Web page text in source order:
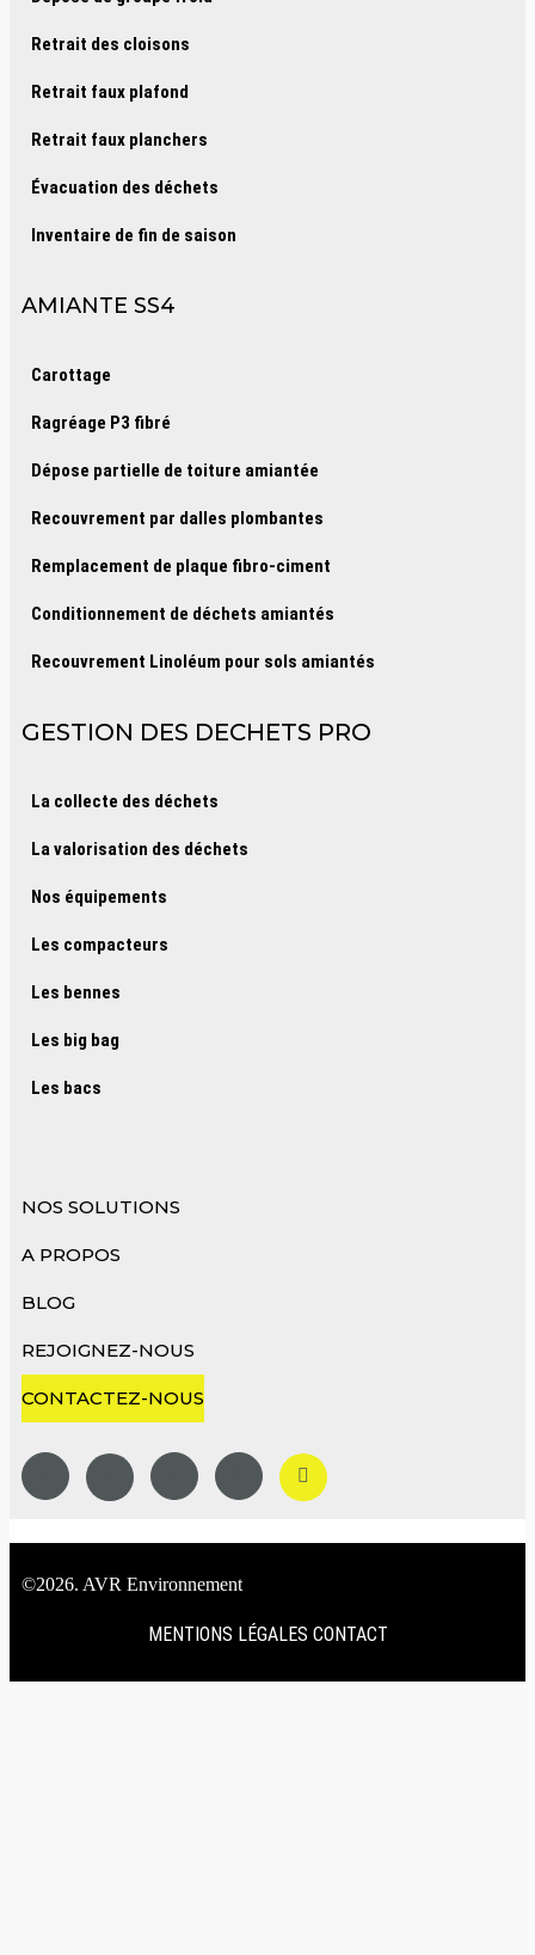
Retrait des cloisons
Retrait faux plafond
Retrait faux planchers
Évacuation des déchets
Inventaire de fin de saison
AMIANTE SS4
Carottage
Ragréage P3 fibré
Dépose partielle de toiture amiantée
Recouvrement par dalles plombantes
Remplacement de plaque fibro-ciment
Conditionnement de déchets amiantés
Recouvrement Linoléum pour sols amiantés
GESTION DES DECHETS PRO
La collecte des déchets
La valorisation des déchets
Nos équipements
Les compacteurs
Les bennes
Les big bag
Les bacs
NOS SOLUTIONS
A PROPOS
BLOG
REJOIGNEZ-NOUS
CONTACTEZ-NOUS
©2026. AVR Environnement
MENTIONS LÉGALES CONTACT